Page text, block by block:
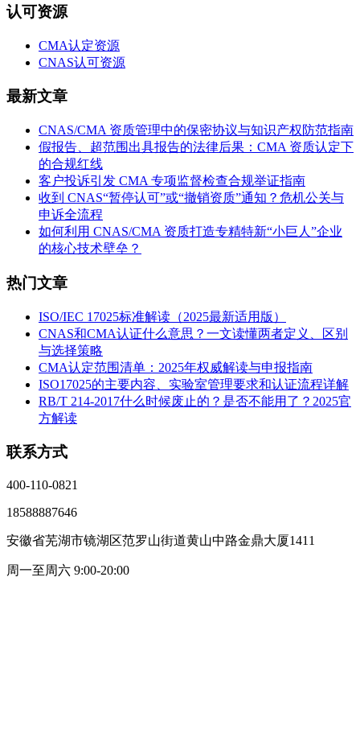
认可资源
CMA认定资源
CNAS认可资源
最新文章
CNAS/CMA 资质管理中的保密协议与知识产权防范指南
假报告、超范围出具报告的法律后果：CMA 资质认定下
的合规红线
客户投诉引发 CMA 专项监督检查合规举证指南
收到 CNAS“暂停认可”或“撤销资质”通知？危机公关与
申诉全流程
如何利用 CNAS/CMA 资质打造专精特新“小巨人”企业
的核心技术壁垒？
热门文章
ISO/IEC 17025标准解读（2025最新适用版）
CNAS和CMA认证什么意思？一文读懂两者定义、区别
与选择策略
CMA认定范围清单：2025年权威解读与申报指南
ISO17025的主要内容、实验室管理要求和认证流程详解
RB/T 214-2017什么时候废止的？是否不能用了？2025官
方解读
联系方式
400-110-0821
18588887646
安徽省芜湖市镜湖区范罗山街道黄山中路金鼎大厦1411
周一至周六 9:00-20:00